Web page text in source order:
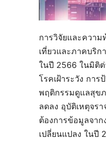
การวิจัยและควา
เที่ยวและภาคบริ
ในปี 2566 ในมิติต่
โรคเฝ้าระวัง การ
พฤติกรรมดูแลสุข
ลดลง อุบัติเหตุจร
ต้องการข้อมูลจา
เปลี่ยนแปลง ในปี